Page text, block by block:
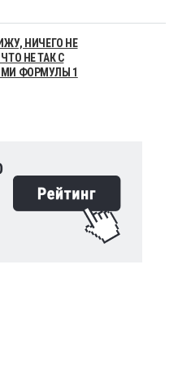
НИЧЕГО НЕ
НЕ ТАК С
ФОРМУЛЫ 1